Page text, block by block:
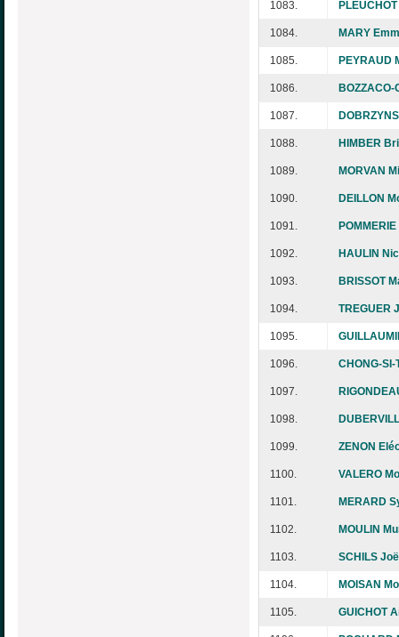
1083.
1084. MARY
1085. PEYRAUD
1086.
1087.
1088. HIMBER
1089. MORVAN
1090. DEILLON
1091.
1092. HAULIN
1093. BRISSOT
1094. TREGUER
1095.
1096. CHONG-SI-
1097.
1098.
1099. ZENON
1100. VALERO
1101. MERARD
1102. MOULIN
1103. SCHILS
1104. MOISAN
1105. GUICHOT